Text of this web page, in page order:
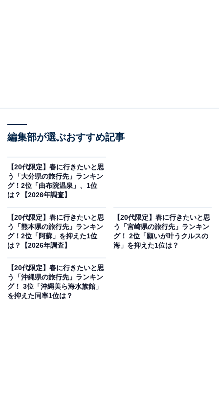
編集部が選ぶおすすめ記事
【20代限定】春に行きたいと思
う「大分県の旅行先」ランキン
グ！2位「由布院温泉」、1位
は？【2026年調査】
【20代限定】春に行きたいと思
う「熊本県の旅行先」ランキン
グ！2位「阿蘇」を抑えた1位
は？【2026年調査】
【20代限定】春に行きたいと思
う「宮崎県の旅行先」ランキン
グ！ 2位「願いが叶うクルスの
海」を抑えた1位は？
【20代限定】春に行きたいと思
う「沖縄県の旅行先」ランキン
グ！ 3位「沖縄美ら海水族館」
を抑えた同率1位は？